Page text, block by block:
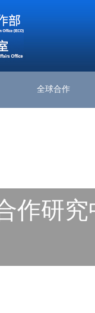
全球合作
作研究